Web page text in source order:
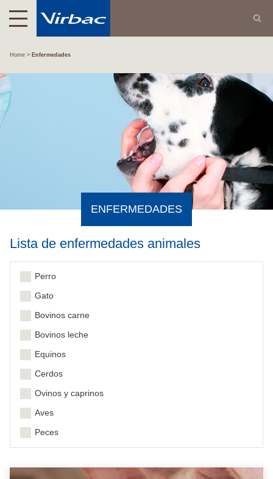
Home Enfermedades
ENFERMEDADES
Lista de enfermedades animales
Perro
Gato
Bovinos carne
Bovinos leche
Equinos
Cerdos
Ovinos y caprinos
Aves
Peces